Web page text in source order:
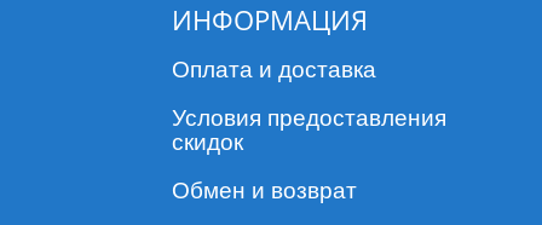
ИНФОРМАЦИЯ
Оплата и доставка
Условия предоставления
скидок
Обмен и возврат